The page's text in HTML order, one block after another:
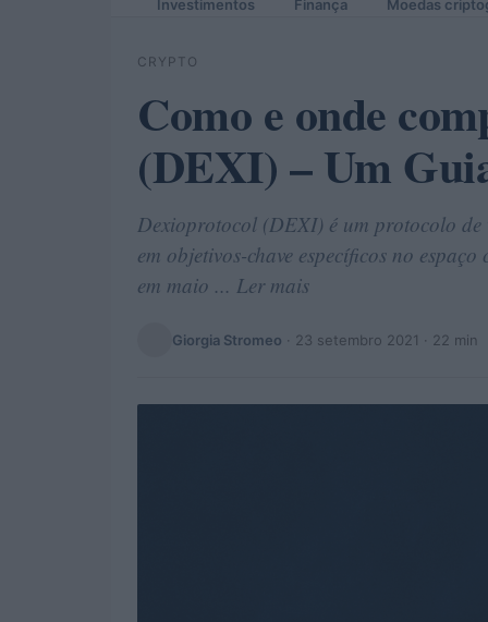
Investimentos Finança Moedas
CRYPTO
Como e onde
(DEXI) – Um
Dexioprotocol (DEXI) é um protocolo
em objetivos-chave específicos no
em maio ... Ler mais
Giorgia Stromeo · 23 setembro 2021 · 22 min